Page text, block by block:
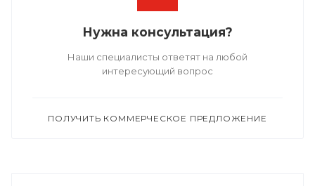
Нужна консультация?
Наши специалисты ответят на любой
интересующий вопрос
ПОЛУЧИТЬ КОММЕРЧЕСКОЕ ПРЕДЛОЖЕНИЕ